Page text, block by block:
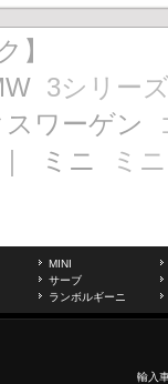
】
3シリー
ワーゲン
ミニ ミニ
MINI
サーブ
ランボルギーニ
輸入